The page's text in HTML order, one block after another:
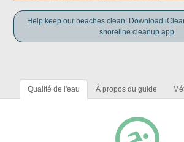
Help keep our beaches clean! Download
shoreline cleanup app.
Qualité de l'eau À propos du guide